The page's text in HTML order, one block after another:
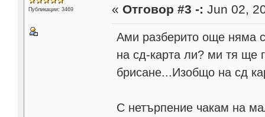
Публикации: 3469 « Отговор #3 -: Jun 02,
Ами разберито още няма
на сд-карта ли? ми тя ще
брисане...Изобщо на сд
С нетърпение чакам на